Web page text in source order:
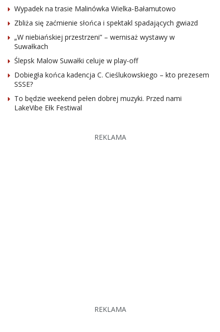
Wypadek na trasie Malinówka Wielka-Bałamutowo
Zbliża się zaćmienie słońca i spektakl spadających gwiazd
„W niebiańskiej przestrzeni” – wernisaż wystawy w
Suwałkach
Ślepsk Malow Suwałki celuje w play-off
Dobiegła końca kadencja C. Cieślukowskiego – kto prezesem
SSSE?
To będzie weekend pełen dobrej muzyki. Przed nami
LakeVibe Ełk Festiwal
REKLAMA
REKLAMA